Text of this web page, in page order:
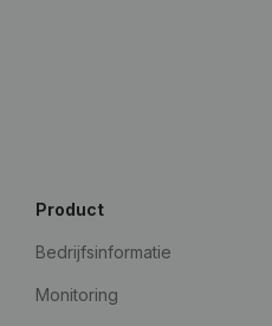
Product
Bedrijfsinformatie
Monitoring